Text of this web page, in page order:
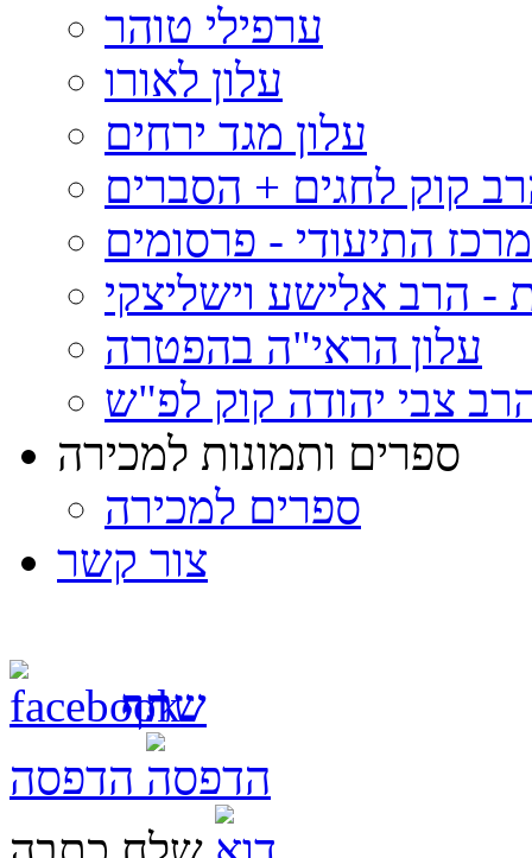
ערפילי טוהר
עלון לאורו
עלון מגד ירחים
קוק לחגים + הסברים
התיעודי - פרסומים
- הרב אלישע וישליצקי
עלון הראי"ה בהפטרה
צבי יהודה קוק לפ"ש
ספרים ותמונות למכירה
ספרים למכירה
צור קשר
שתף
הדפסה